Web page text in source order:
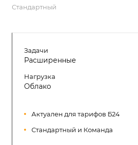
Стандартный
Задачи
Расширенные
Нагрузка
Облако
Актуален для тарифов Б24
Стандартный и Команда